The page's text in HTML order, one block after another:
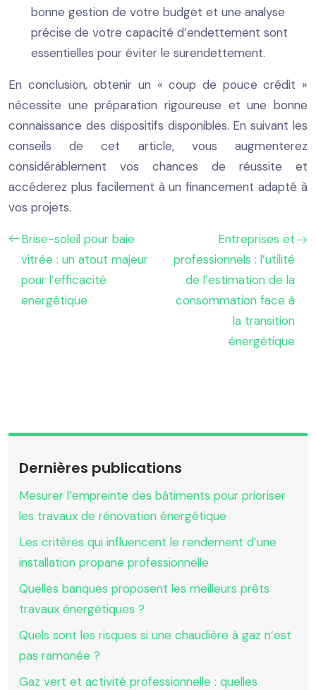
bonne gestion de votre budget et une analyse
précise de votre capacité d’endettement sont
essentielles pour éviter le surendettement.
En conclusion, obtenir un « coup de pouce crédit »
nécessite une préparation rigoureuse et une bonne
connaissance des dispositifs disponibles. En suivant les
conseils de cet article, vous augmenterez
considérablement vos chances de réussite et
accéderez plus facilement à un financement adapté à
vos projets.
Brise-soleil pour baie
vitrée : un atout majeur
pour l’efficacité
energétique
Entreprises et
professionnels : l’utilité
de l’estimation de la
consommation face à
la transition
énergétique
Dernières publications
Mesurer l’empreinte des bâtiments pour prioriser
les travaux de rénovation énergétique
Les critères qui influencent le rendement d’une
installation propane professionnelle
Quelles banques proposent les meilleurs prêts
travaux énergétiques ?
Quels sont les risques si une chaudière à gaz n’est
pas ramonée ?
Gaz vert et activité professionnelle : quelles